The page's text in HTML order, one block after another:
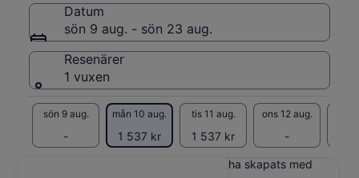
Datum
sön 9 aug. - sön 23 aug.
Resenärer
1 vuxen
sön 9 aug.
-
mån 10 aug.
1 537 kr
tis 11 aug.
1 537 kr
ons 12 aug.
-
Innehållet på den här sidan kan ha skapats med